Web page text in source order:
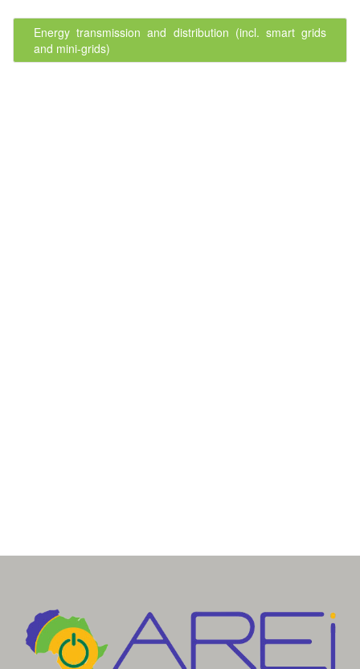
Energy transmission and distribution (incl. smart grids
and mini-grids)